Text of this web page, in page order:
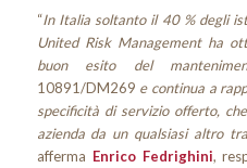
“In Italia soltanto il 40 % degli
United Risk Management ha
buon esito del
10891/DM269 e continua a
specificità di servizio offerto,
azienda da un qualsiasi altro
afferma Enrico Fedrighini,